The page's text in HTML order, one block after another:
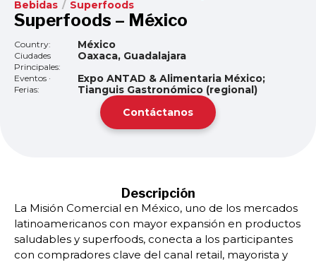
Bebidas / Superfoods
Superfoods – México
Country: México
Ciudades
Principales:
Oaxaca, Guadalajara
Eventos ·
Ferias:
Expo ANTAD & Alimentaria México;
Tianguis Gastronómico (regional)
Contáctanos
Descripción
La Misión Comercial en México, uno de los mercados
latinoamericanos con mayor expansión en productos
saludables y superfoods, conecta a los participantes
con compradores clave del canal retail, mayorista y